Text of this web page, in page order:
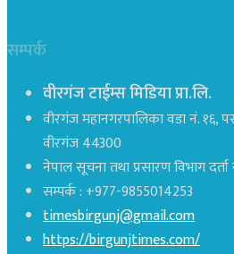
सम्पर्क
वीरगंज टाईम्स मिडिया प्रा.लि.
वीरगंज महानगरपालिका वडा नं. १६,
वीरगंज 44300
नेपाल सूचना तथा प्रसारण विभाग
सम्पर्क : +977-9855014253
timesbirgunj@gmail.com
https://birgunjtimes.com/